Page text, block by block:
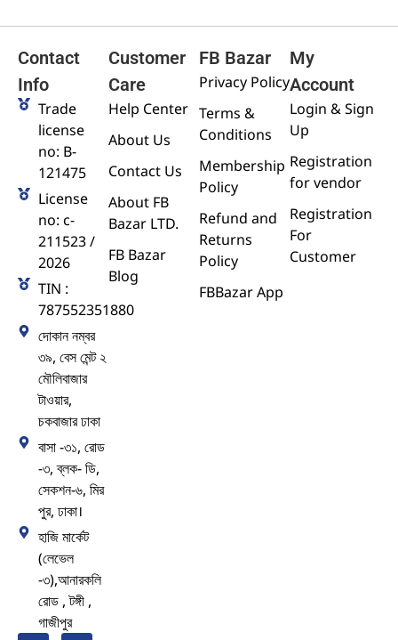
Contact
Info
Trade
license
no: B-
121475
License
no: c-
211523 /
2026
TIN :
787552351880
দোকান নম্বর
৩৯, বেস মেন্ট ২
মৌলিবাজার
টাওয়ার,
চকবাজার ঢাকা
বাসা -৩১, রোড
-৩, ব্লক- ডি,
সেকশন-৬, মির
পুর, ঢাকা।
হাজি মার্কেট
(লেভেল
-৩),আনারকলি
রোড , টঙ্গী ,
গাজীপুর
Customer
Care
Help Center
About Us
Contact Us
About FB
Bazar LTD.
FB Bazar
Blog
FB Bazar
Privacy Policy
Terms &
Conditions
Membership
Policy
Refund and
Returns
Policy
FBBazar App
My
Account
Login & Sign
Up
Registration
for vendor
Registration
For
Customer